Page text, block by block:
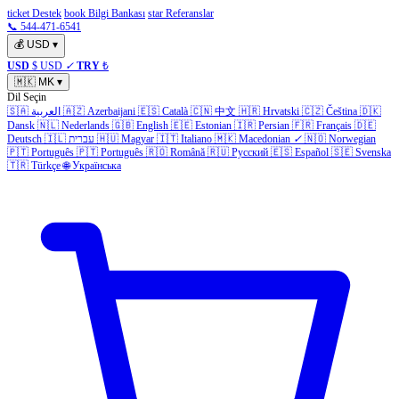
ticket Destek book Bilgi Bankası star Referanslar
📞 544-471-6541
💰 USD ▾
USD $ USD ✓ TRY ₺
🇲🇰 MK ▾
Dil Seçin
🇸🇦 العربية 🇦🇿 Azerbaijani 🇪🇸 Català 🇨🇳 中文 🇭🇷 Hrvatski 🇨🇿 Čeština 🇩🇰
Dansk 🇳🇱 Nederlands 🇬🇧 English 🇪🇪 Estonian 🇮🇷 Persian 🇫🇷 Français 🇩🇪
Deutsch 🇮🇱 עברית 🇭🇺 Magyar 🇮🇹 Italiano 🇲🇰 Macedonian ✓ 🇳🇴 Norwegian
🇵🇹 Português 🇵🇹 Português 🇷🇴 Română 🇷🇺 Русский 🇪🇸 Español 🇸🇪 Svenska
🇹🇷 Türkçe 🌐 Українська